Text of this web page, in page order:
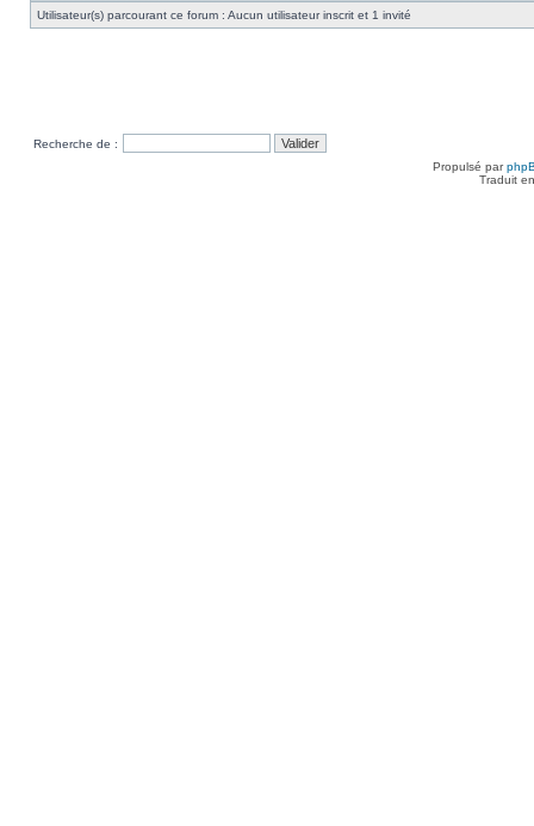
Utilisateur(s) parcourant ce forum : Aucun utilisateur inscrit et 1 invité
Recherche de :
Propulsé par
Traduit